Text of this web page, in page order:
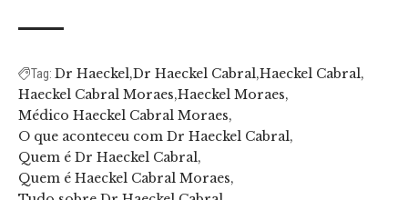
Tag: Dr Haeckel Dr Haeckel Cabral Haeckel Cabral
Haeckel Cabral Moraes Haeckel Moraes
Médico Haeckel Cabral Moraes
O que aconteceu com Dr Haeckel Cabral
Quem é Dr Haeckel Cabral
Quem é Haeckel Cabral Moraes